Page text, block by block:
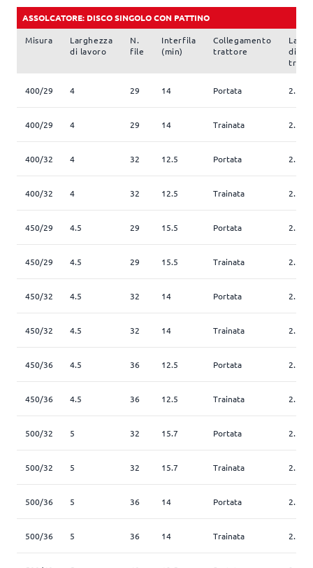
ASSOLCATORE: DISCO SINGOLO CON PATTINO
Misura
Larghezza
di lavoro
N.
file
Interfila
(min)
Collegamento
trattore
di
400/29 4 29 14 Portata 2.5
400/29 4 29 14 Trainata 2.5
400/32 4 32 12.5 Portata 2.5
400/32 4 32 12.5 Trainata 2.5
450/29 4.5 29 15.5 Portata 2.5
450/29 4.5 29 15.5 Trainata 2.5
450/32 4.5 32 14 Portata 2.5
450/32 4.5 32 14 Trainata 2.5
450/36 4.5 36 12.5 Portata 2.5
450/36 4.5 36 12.5 Trainata 2.5
500/32 5 32 15.7 Portata 2.5
500/32 5 32 15.7 Trainata 2.5
500/36 5 36 14 Portata 2.5
500/36 5 36 14 Trainata 2.5